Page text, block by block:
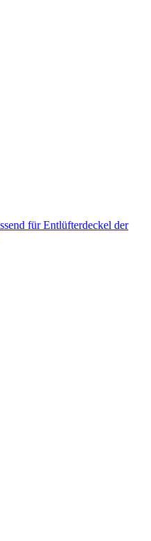
für Entlüfterdeckel der